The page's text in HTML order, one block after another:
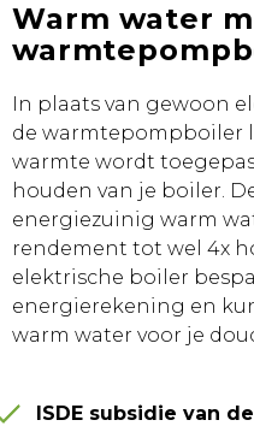
Warm water
In plaats van gewoon
de warmtepompboiler
warmte wordt
houden van je boiler.
energiezuinig warm
rendement tot wel 4x
elektrische boiler
energierekening en
warm water voor je
ISDE subsidie van